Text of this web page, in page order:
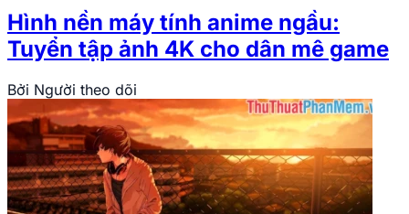
Hình nền máy tính anime ngầu:
Tuyển tập ảnh 4K cho dân mê game
Bởi Người theo dõi